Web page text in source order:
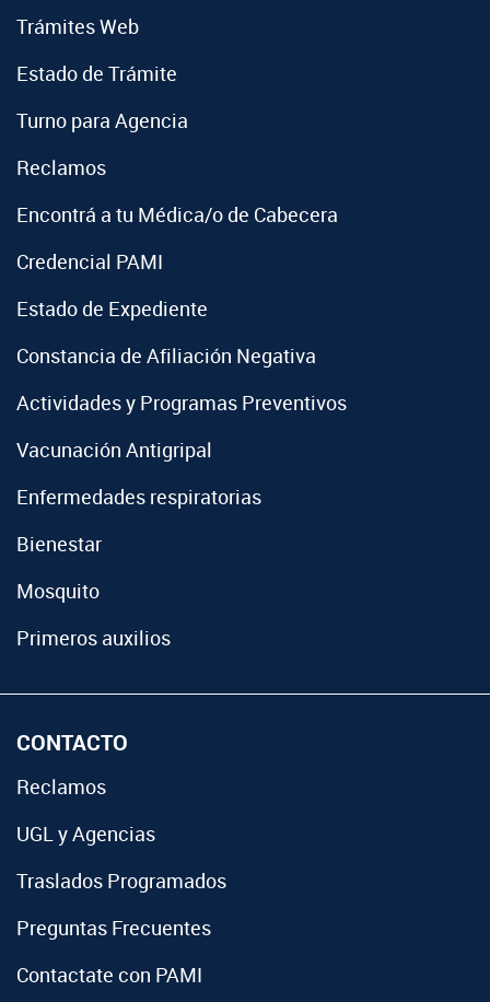
Trámites Web
Estado de Trámite
Turno para Agencia
Reclamos
Encontrá a tu Médica/o de Cabecera
Credencial PAMI
Estado de Expediente
Constancia de Afiliación Negativa
Actividades y Programas Preventivos
Vacunación Antigripal
Enfermedades respiratorias
Bienestar
Mosquito
Primeros auxilios
CONTACTO
Reclamos
UGL y Agencias
Traslados Programados
Preguntas Frecuentes
Contactate con PAMI